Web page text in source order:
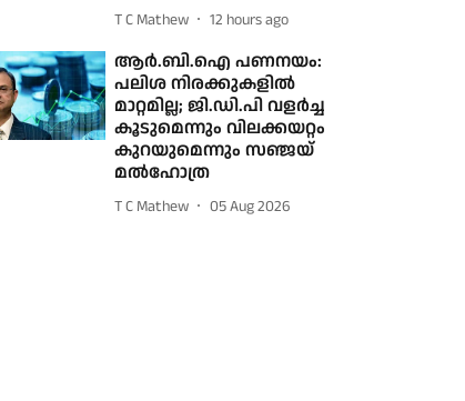
T C Mathew 12 hours ago
ആർ.ബി.ഐ പണനയം:
പലിശ നിരക്കുകളിൽ
മാറ്റമില്ല; ജി.ഡി.പി വളർച്ച
കൂടുമെന്നും വിലക്കയറ്റം
കുറയുമെന്നും സഞ്ജയ്
മൽഹോത്ര
T C Mathew 05 Aug 2026